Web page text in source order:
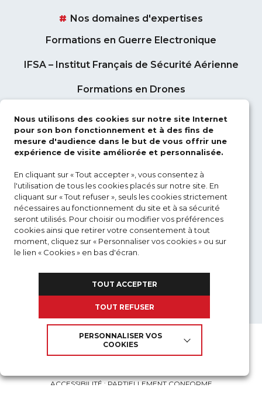
Nos domaines d'expertises
Formations en Guerre Electronique
IFSA – Institut Français de Sécurité Aérienne
Formations en Drones
Formations en Contrôle Aérien
Formations en Acquisition de Défense
NOS FORMATIONS
ACTUALITÉS
GROUPE DCI
MENTIONS LÉGALES
ACCESSIBILITÉ : PARTIELLEMENT CONFORME
Nous utilisons des cookies sur notre site Internet
pour son bon fonctionnement et à des fins de
mesure d'audience dans le but de vous offrir une
expérience de visite améliorée et personnalisée.
En cliquant sur « Tout accepter », vous consentez à
l'utilisation de tous les cookies placés sur notre site. En
cliquant sur « Tout refuser », seuls les cookies strictement
nécessaires au fonctionnement du site et à sa sécurité
seront utilisés. Pour choisir ou modifier vos préférences
cookies ainsi que retirer votre consentement à tout
moment, cliquez sur « Personnaliser vos cookies » ou sur
le lien « Cookies » en bas d'écran.
Pour en savoir plus sur les cookies et les données
personnelles que nous utilisons,
TOUT ACCEPTER
TOUT REFUSER
PERSONNALISER VOS
COOKIES